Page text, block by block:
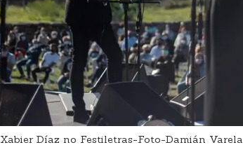
Díaz no Festiletras-Foto-Damián Varela